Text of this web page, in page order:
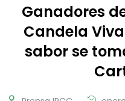
Ganadores
Candela
sabor se